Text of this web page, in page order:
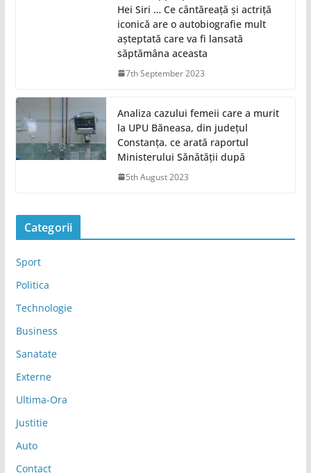
Hei Siri … Ce cântăreață și actriță
iconică are o autobiografie mult
așteptată care va fi lansată
săptămâna aceasta
7th September 2023
Analiza cazului femeii care a murit
la UPU Băneasa, din județul
Constanța. ce arată raportul
Ministerului Sănătății după
5th August 2023
Categorii
Sport
Politica
Technologie
Business
Sanatate
Externe
Ultima-Ora
Justitie
Auto
Contact